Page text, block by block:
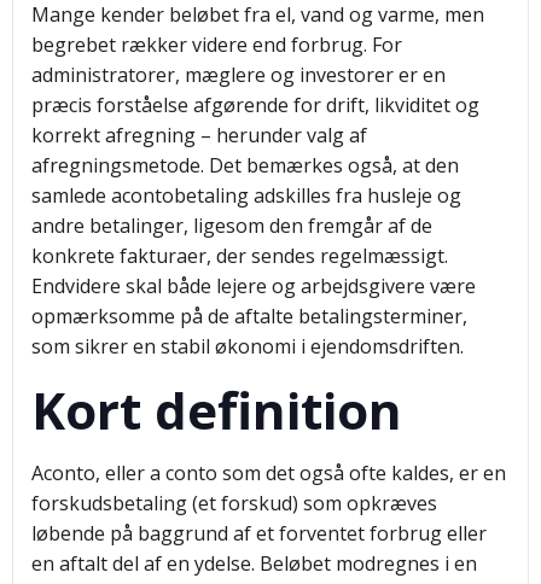
Mange kender beløbet fra el, vand og varme, men
begrebet rækker videre end forbrug. For
administratorer, mæglere og investorer er en
præcis forståelse afgørende for drift, likviditet og
korrekt afregning – herunder valg af
afregningsmetode. Det bemærkes også, at den
samlede acontobetaling adskilles fra husleje og
andre betalinger, ligesom den fremgår af de
konkrete fakturaer, der sendes regelmæssigt.
Endvidere skal både lejere og arbejdsgivere være
opmærksomme på de aftalte betalingsterminer,
som sikrer en stabil økonomi i ejendomsdriften.
Kort definition
Aconto, eller a conto som det også ofte kaldes, er en
forskudsbetaling (et forskud) som opkræves
løbende på baggrund af et forventet forbrug eller
en aftalt del af en ydelse. Beløbet modregnes i en